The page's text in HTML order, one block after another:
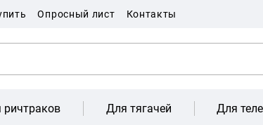
Опросный лист Контакты
ричтраков Для тягачей Для